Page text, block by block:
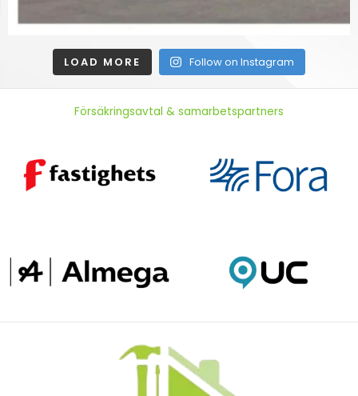
LOAD MORE Follow on Instagram
Försäkringsavtal & samarbetspartners